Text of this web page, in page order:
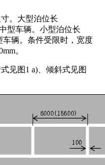
。大型泊位长
型车辆。小型泊位长
车辆。条件受限时，宽度
。
见图1 a)、倾斜式见图